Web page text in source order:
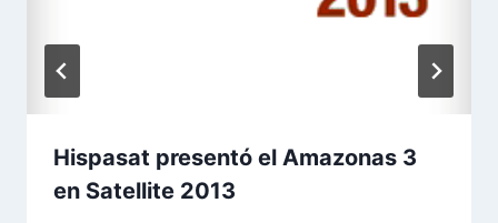
Hispasat presentó el Amazonas 3
en Satellite 2013